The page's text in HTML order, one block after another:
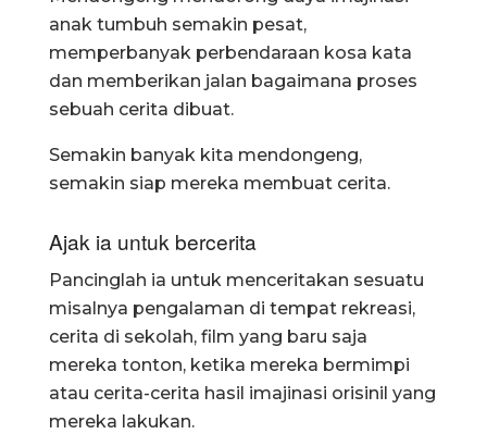
anak tumbuh semakin pesat,
memperbanyak perbendaraan kosa kata
dan memberikan jalan bagaimana proses
sebuah cerita dibuat.
Semakin banyak kita mendongeng,
semakin siap mereka membuat cerita.
Ajak ia untuk bercerita
Pancinglah ia untuk menceritakan sesuatu
misalnya pengalaman di tempat rekreasi,
cerita di sekolah, film yang baru saja
mereka tonton, ketika mereka bermimpi
atau cerita-cerita hasil imajinasi orisinil yang
mereka lakukan.